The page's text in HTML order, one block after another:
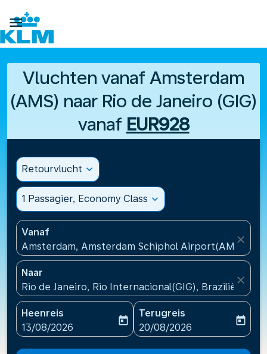

Vluchten vanaf Amsterdam
(AMS) naar Rio de Janeiro (GIG)
vanaf EUR928
Retourvlucht expand_more
1 Passagier, Economy Class expand_more
Vanaf
Amsterdam, Amsterdam Schiphol Airport(AMS),
close
Naar
Rio de Janeiro, Rio Internacional(GIG), Brazilië
close
Heenreis
fc-booking-departure-date-aria-label
13/08/2026
today
Terugreis
fc-booking-return-date-
20/08/2026
today